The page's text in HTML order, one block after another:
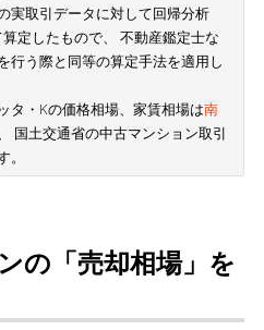
実取引データに対して回帰分析
定したもので、 不動産鑑定士な
行う際と同等の算定手法を適用し
タ・Kの価格相場、家賃相場は南
国土交通省の中古マンション取引
の「売却相場」を